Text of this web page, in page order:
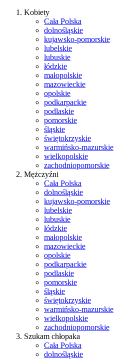
Kobiety
Cała Polska
dolnośląskie
kujawsko-pomorskie
lubelskie
lubuskie
łódzkie
małopolskie
mazowieckie
opolskie
podkarpackie
podlaskie
pomorskie
śląskie
świętokrzyskie
warmińsko-mazurskie
wielkopolskie
zachodniopomorskie
Mężczyźni
Cała Polska
dolnośląskie
kujawsko-pomorskie
lubelskie
lubuskie
łódzkie
małopolskie
mazowieckie
opolskie
podkarpackie
podlaskie
pomorskie
śląskie
świętokrzyskie
warmińsko-mazurskie
wielkopolskie
zachodniopomorskie
Szukam chłopaka
Cała Polska
dolnośląskie